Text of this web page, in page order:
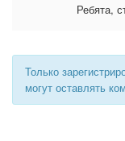
Ребята,
Только
могут оставлять